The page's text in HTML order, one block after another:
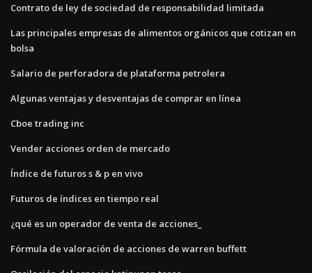
Contrato de ley de sociedad de responsabilidad limitada
Las principales empresas de alimentos orgánicos que cotizan en
bolsa
Salario de perforadora de plataforma petrolera
Algunas ventajas y desventajas de comprar en línea
Cboe trading inc
Vender acciones orden de mercado
Índice de futuros s & p en vivo
Futuros de índices en tiempo real
¿qué es un operador de venta de acciones_
Fórmula de valoración de acciones de warren buffett